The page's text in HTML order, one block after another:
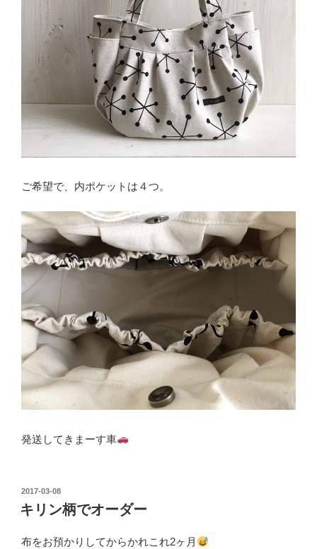
ご希望で、内ポケットは４つ。
発送してきまーす車
投
稿
日:
2017-03-08
キリン柄でオーダー
布をお預かりしてからかれこれ2ヶ月